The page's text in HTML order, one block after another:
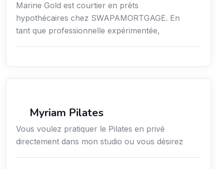
Marine Gold est courtier en prêts
hypothécaires chez SWAPAMORTGAGE. En
tant que professionnelle expérimentée,
Myriam Pilates
Vous voulez pratiquer le Pilates en privé
directement dans mon studio ou vous désirez